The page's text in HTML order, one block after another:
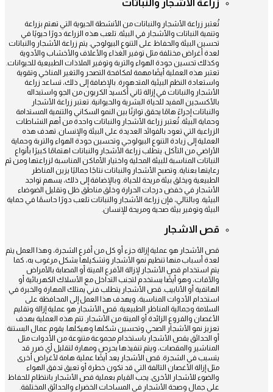
زراعة الاشجار والنباتات
تُعتبر زراعة الأشجار والنباتات من الأنشطة الحيوية التي تهتم بزراعة
وتنمية النباتات والأشجار في البيئة. تلعب هذه الزراعة دورًا حيويًا في
تحسين البيئة والحفاظ على التنوع البيولوجي. يتم زراعة الأشجار والنباتات
لعدة أغراض مختلفة مثل توفير الغذاء والأعلاف والأخشاب والأدوية
وكذلك تحسين جودة الهواء والتربة وتوفير الملاذات الطبيعية للحيوانات.
تعتبر هذه العملية أيضًا مهمة لمكافحة التصحر والتغير المناخي وتقوية
واستعادة النظم البيئية المتدهورة. بالإضافة إلى ذلك، تساعد زراعة
الأشجار والنباتات في إزالة ثاني أكسيد الكربون من الجو واستبداله
بالأكسجين المفيد للحياة البشرية والحيوانية. تعتبر زراعة الأشجار
والنباتات إجراءً هامًا يحقق توازنًا بين النمو السكاني والتنمية المستدامة
وحماية البيئة. تُعتبر زراعة الأشجار والنباتات واحدة من أهم النشاطات
الزراعية التي تعود بالفوائد العديدة على البيئة والإنسان. تهدف هذه
العملية إلى زيادة التنوع البيولوجي وتحسين جودة الهواء والتربة وحماية
الأراضي من التآكل. يتطلب زراعة الأشجار والنباتات اهتمامًا كبيرًا بأنواع
النباتات المناسبة للبيئة المحلية واختيار الأماكن المناسبة لزراعتها ومن ثم
رعايتها بعناية. وتصبح الأشجار والنباتات نتاجًا جماليًا يزين المناظر
الطبيعية ويخلق بيئة مريحة للحياة. وبالإضافة إلى ذلك، يسهم تواجد
الأشجار في خفض درجات الحرارة وخلق مناطق ظل وتقليل الضوضاء
البيئية. وبالتالي، فإن زراعة الأشجار والنباتات تلعب دورًا حاسمًا في حماية
البيئة وتوفير بيئة صحية ومريحة للإنسان.
قص الاشجار
قص الأشجار هو عملية إزالة جزء أو كل من أفرع الشجرة، وهذا العمل يتم
لعدة أسباب منها تنظيم نمو الأشجار وتشكيلها بشكل مرغوب به، كما
يتم استخدام قص الأشجار لإزالة الأفرع الميتة أو المصابة بالأمراض
والآفات، وهو أيضًا يستخدم لتجنب التداخل مع الأسلاك الكهربائية أو
الهاتفية أو الأنابيب. قص الأشجار يتطلب فني يمتلك المهارة والخبرة في
استخدام الأدوات المناسبة، ويهدف هذا العمل إلى المحافظة على
السلامة وجمالية المناظر الطبيعية. قص الأشجار هو عملية إزالة وتقليم
الأغصان والفروع الزائدة أو الميتة من الأشجار. تتم هذه العملية بهدف
تعزيز نمو الأشجار الصحي وتحسين شكلها وهيكلها. يقوم عمال البستنة
أو الحدائق بقص الأشجار باستخدام مجموعة متنوعة من الأدوات مثل
المناشير والمقصات، ويتم تنفيذها بحرص ومهارة لتقليل أي ضرر قد
يتسبب في الشجرة. قص الأشجار يعد أيضًا عملية هامة لأغراض أخرى
مثل إزالة الأغصان التالفة التي قد تكون خطرة أو تعيق تدفق الهواء
والضوء للأشجار الأخرى. يجب القيام بعملية قص الأشجار بانتظام للحفاظ
على جمال وصحة الأشجار في المساحات الخضراء والحدائق المختلفة.